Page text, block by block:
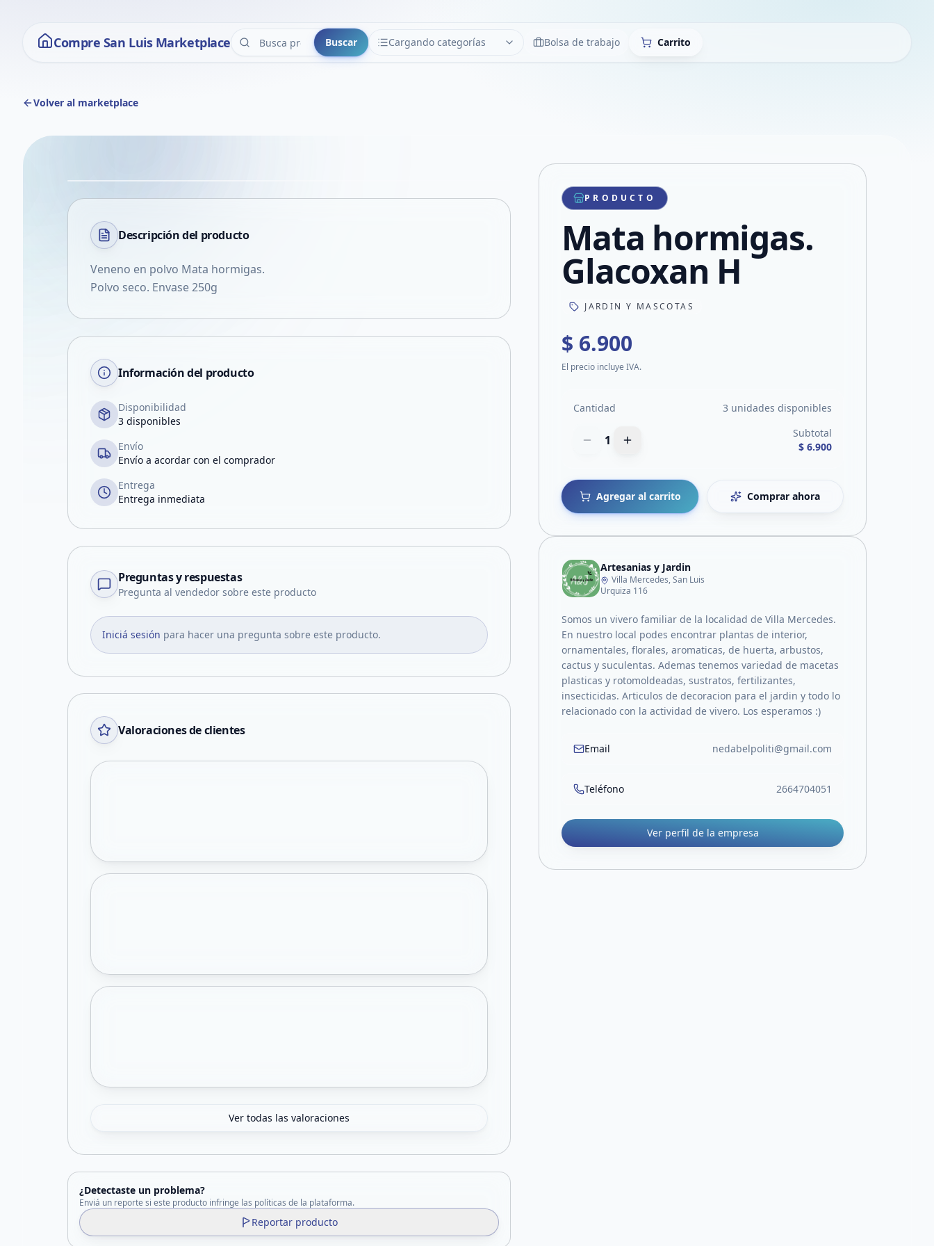
Compre San Luis Marketplace Buscar Cargando categorías
CATEGORÍAS LimpiarBolsa de trabajo Carrito
Volver al marketplace
VER EN PANTALLA COMPLETA
Compartir producto
Compartir por WhatsApp
Compartir por mail
Compartir en Facebook
Compartir en X
Descripción del producto
Veneno en polvo Mata hormigas.
Polvo seco. Envase 250g
Información del producto
Disponibilidad
3 disponibles
Envío
Envío a acordar con el comprador
Entrega
Entrega inmediata
Preguntas y respuestas
Pregunta al vendedor sobre este producto
Iniciá sesión para hacer una pregunta sobre este producto.
Valoraciones de clientes
Ver todas las valoraciones
¿Detectaste un problema?
Enviá un reporte si este producto infringe las políticas de la plataforma.
Reportar producto
PRODUCTO
Mata hormigas.
Glacoxan H
JARDIN Y MASCOTAS
$ 6.900
El precio incluye IVA.
Cantidad 3 unidades disponibles
1
Subtotal
$ 6.900
Agregar al carrito Comprar ahora
Artesanias y Jardin
Villa Mercedes, San Luis
Urquiza 116
Somos un vivero familiar de la localidad de Villa Mercedes.
En nuestro local podes encontrar plantas de interior,
ornamentales, florales, aromaticas, de huerta, arbustos,
cactus y suculentas. Ademas tenemos variedad de macetas
plasticas y rotomoldeadas, sustratos, fertilizantes,
insecticidas. Articulos de decoracion para el jardin y todo lo
relacionado con la actividad de vivero. Los esperamos :)
Email nedabelpoliti@gmail.com
Teléfono 2664704051
Ver perfil de la empresa